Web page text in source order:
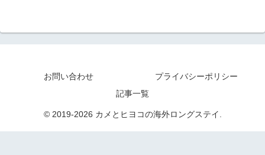
お問い合わせ
プライバシーポリシー
記事一覧
© 2019-2026 カメとヒヨコの海外ロングステイ.